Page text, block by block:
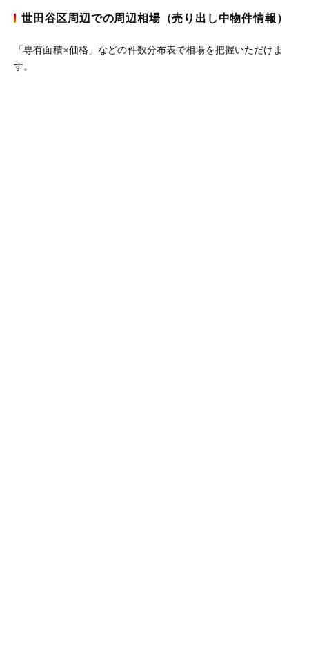
世田谷区周辺での周辺相場（売り出し中物件情報）
「専有面積×価格」などの件数分布表で相場を把握いただけま
す。